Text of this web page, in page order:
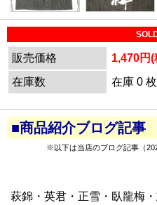
販売価格
1,470円(
在庫数
在庫 0
■商品紹介ブログ記事
※以下は当店のブログ記事（
萩錦・英君・正雪・臥龍梅